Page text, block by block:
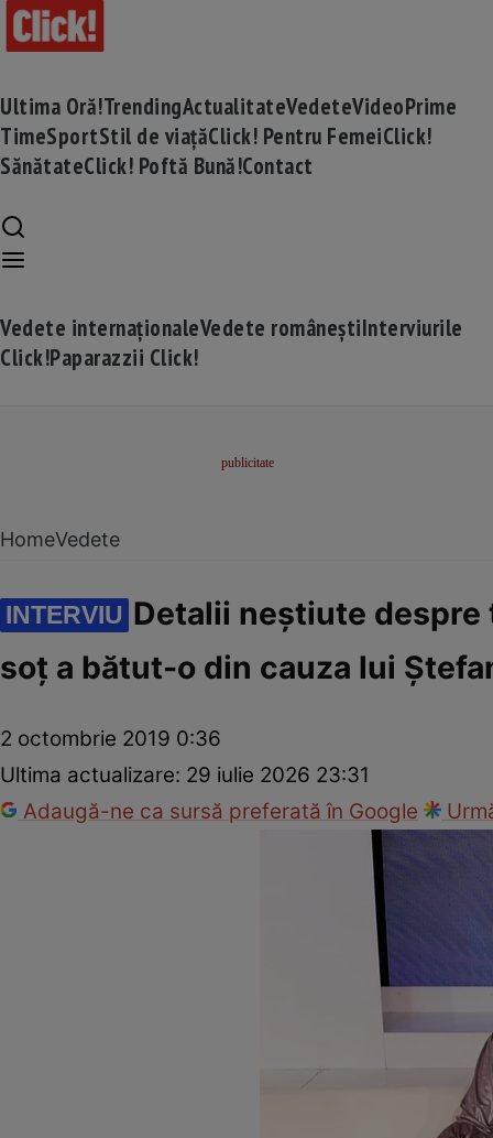
Ultima Oră!TrendingActualitateVedeteVideoPrime
TimeSportStil de viațăClick! Pentru FemeiClick!
SănătateClick! Poftă Bună!Contact
Vedete internaționaleVedete româneștiInterviurile
Click!Paparazzii Click!
HomeVedete
INTERVIU Detalii neştiute
soţ a bătut-o din cauza lui
2 octombrie 2019 0:36
Ultima actualizare: 29 iulie 2026 23:31
Adaugă-ne ca sursă preferată în Google